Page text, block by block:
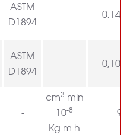
ASTM
D1894
0,14-
ASTM
D1894
0,10-
-
cm3 min
10-8
Kg m h
90